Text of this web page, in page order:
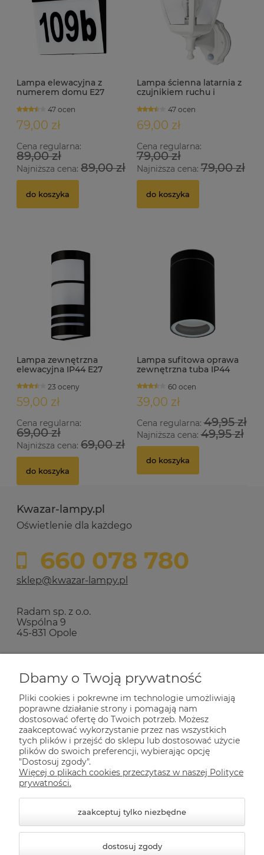
Lampa elewacyjna z
numerem domu E27
47 ocen
79,00 zł
Cena regularna:
89,00 zł
Najniższa cena: 89,00 zł
do koszyka
Lampa ścienna latarnia z
czujnikiem ruchu i
biała
47 ocen
69,00 zł
Cena regularna:
79,00 zł
Najniższa cena:79,00 zł
do koszyka
Lampa zewnętrzna
elewacyjna IP44 E27
23 oceny
59,00 zł
Cena regularna:
69,00 zł
Najniższa cena: 69,00 zł
do koszyka
Lampa sufitowa oprawa
zewnętrzna tuba IP44
60 ocen
39,00 zł
Cena regularna:49,95 zł
Najniższa cena:49,95 zł
do koszyka
Kwazar-lampy.pl
Oświetlenie dla każdego
660 078 780
sklep@kwazar-lampy.pl
Radam sp. z o.o.
Wspólna 9
45-831 Opole
Zakupy
Pomoc
Dla Ciebie
Informacje
Dbamy o Twoją prywatność
Pliki cookies i pokrewne im technologie umożliwiają
poprawne działanie strony i pomagają nam
dostosować ofertę do Twoich potrzeb. Możesz
zaakceptować wykorzystanie przez nas wszystkich
tych plików i przejść do sklepu lub dostosować użycie
plików do swoich preferencji, wybierając opcję
"Dostosuj zgody".
Więcej o plikach cookies przeczytasz w naszej Polityce
prywatności.
zaakceptuj tylko niezbędne
dostosuj zgody